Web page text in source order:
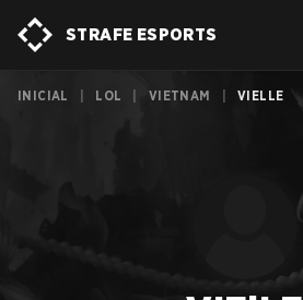
STRAFE ESPORTS
INICIAL LOL VIETNAM VIELLE